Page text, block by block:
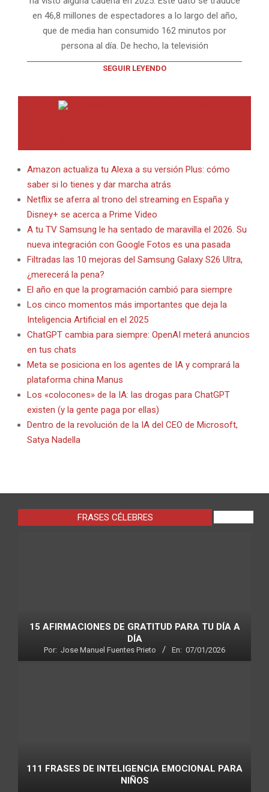
en 46,8 millones de espectadores a lo largo del año,
que de media han consumido 162 minutos por
persona al día. De hecho, la televisión
SEGUIR LEYENDO
Amazon actualiza tu Alexa a su versión Plus: cómo
saber si lo tienes y dar marcha atrás
Netflix se aferra al trono del streaming en España y
Disney+ se acerca a Prime Video
A tu TV Samsung le ha sentado de maravilla el 2026. Su
nueva integración con Google Fotos es una pasada
Filtradas las 10 mejoras del Samsung Galaxy S26 Ultra,
¿merecerá la pena?
El año en que la programación cambió para siempre
Los cinco momentos más importantes que deja la
Inteligencia Artificial en el 2025
ChatGPT cambia para siempre: OpenAI meterá anuncios
en tus chats
Meta se posiciona en los agentes de IA y comprará la
plataforma china Manus
Los «colocones» de la IA: las drogas para ChatGPT
existen (y la gente paga por ellas)
Dentro de la revolución de la IA del CEO de Microsoft,
Satya Nadella
FRASES CÉLEBRES
15 AFIRMACIONES DE GRATITUD PARA TU DÍA A
DÍA
Por: Jose Manuel Fuentes Prieto En: 07/01/2026
111 FRASES DE INTELIGENCIA EMOCIONAL PARA
NIÑOS